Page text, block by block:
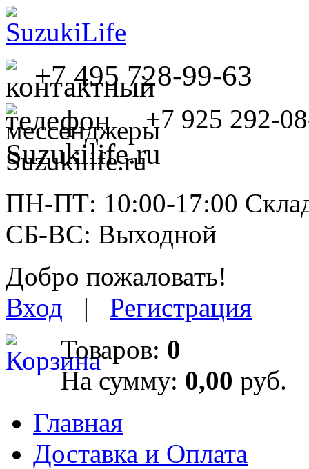
+7 495 728-99-63
+7 925 292-
ПН-ПТ: 10:00-17:00
СБ-ВС: Выходной
Добро пожаловать!
Вход | Регистрация
Товаров: 0
На сумму: 0,00 руб.
Главная
Доставка и Оплата